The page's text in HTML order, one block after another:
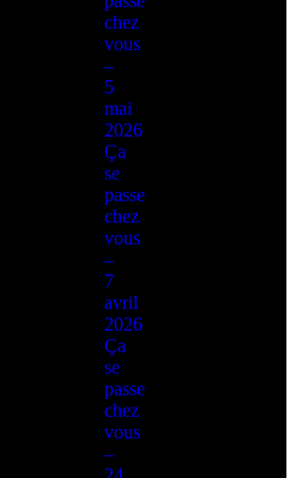
chez
vous
–
5
mai
2026
Ça
se
passe
chez
vous
–
7
avril
2026
Ça
se
passe
chez
vous
–